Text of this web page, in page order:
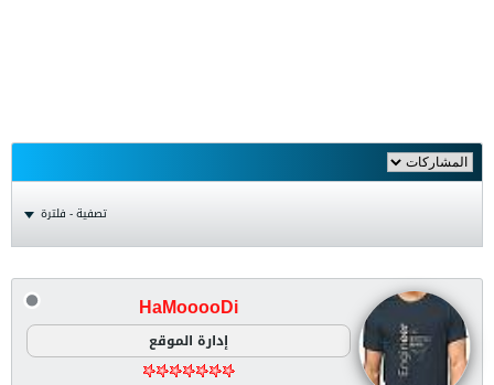
تصفية - فلترة
HaMooooDi
إدارة الموقع